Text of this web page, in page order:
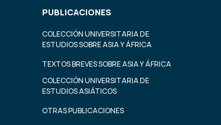
PUBLICACIONES
COLECCIÓN UNIVERSITARIA DE
ESTUDIOS SOBRE ASIA Y ÁFRICA
TEXTOS BREVES SOBRE ASIA Y ÁFRICA
COLECCIÓN UNIVERSITARIA DE
ESTUDIOS ASIÁTICOS
OTRAS PUBLICACIONES